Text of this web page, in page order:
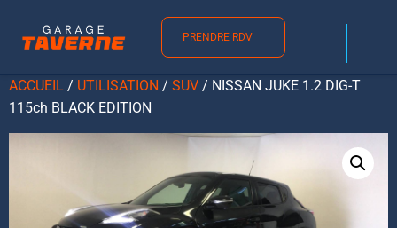
PRENDRE RDV
ACCUEIL / UTILISATION / SUV / NISSAN JUKE 1.2 DIG-T
115ch BLACK EDITION